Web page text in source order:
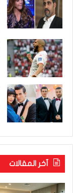
آخر المقالات